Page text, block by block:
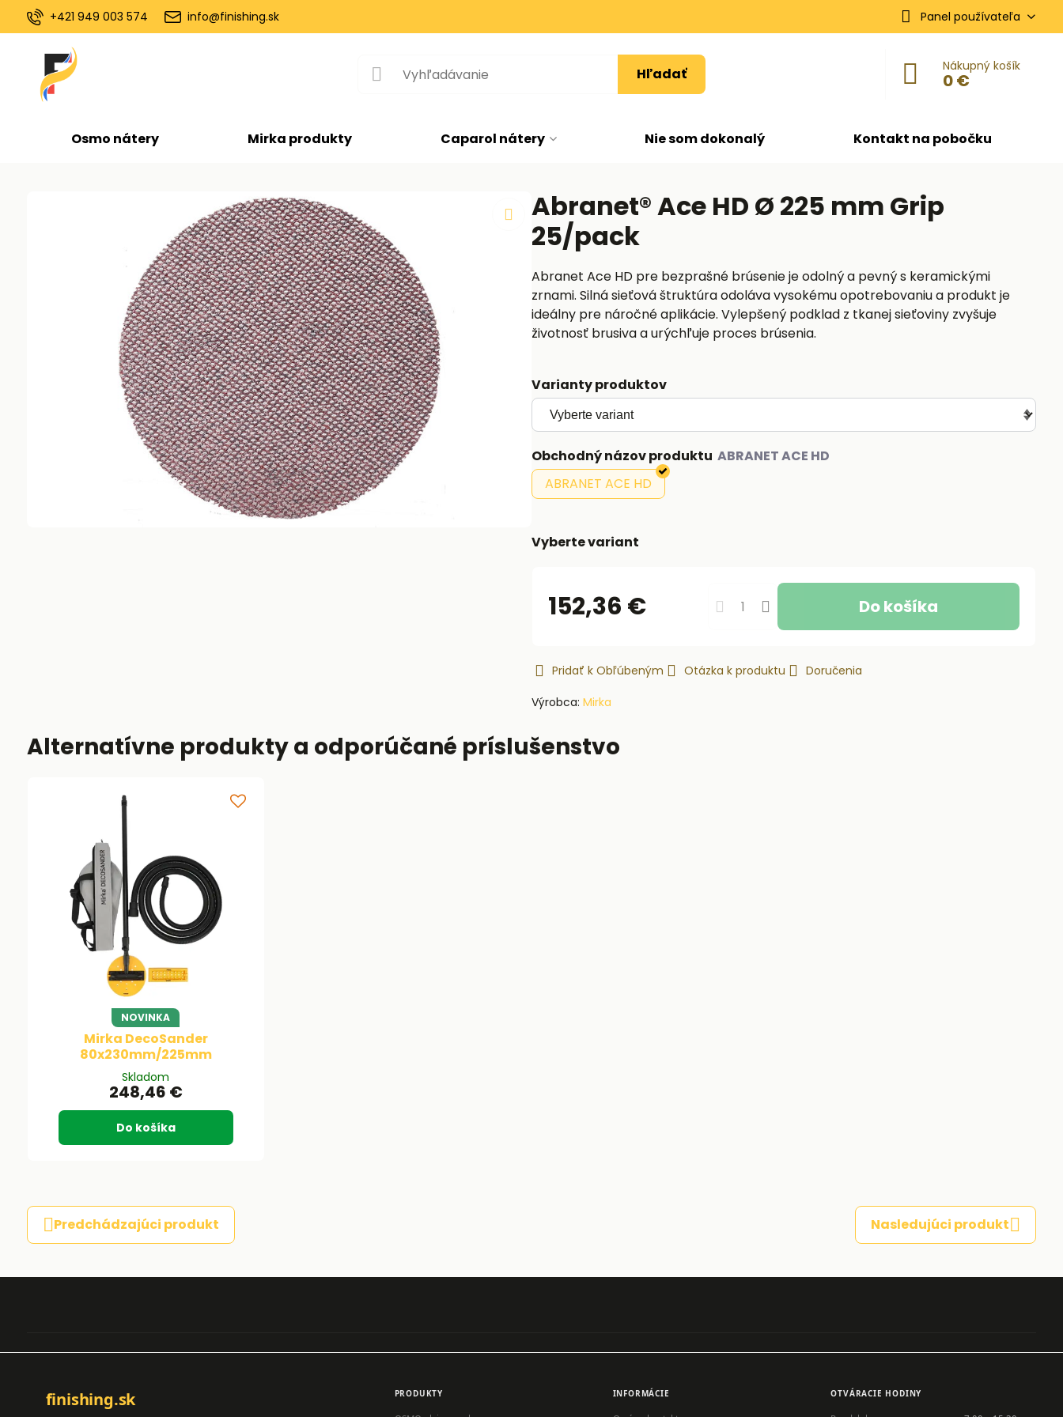
+421 949 003 574 info@finishing.sk Panel používateľa
Hľadať Nákupný košík
0 €
Osmo nátery Mirka produkty Caparol nátery Nie som dokonalý Kontakt na pobočku
Abranet® Ace HD Ø 225 mm Grip
25/pack
Abranet Ace HD pre bezprašné brúsenie je odolný a pevný s keramickými
zrnami. Silná sieťová štruktúra odoláva vysokému opotrebovaniu a produkt je
ideálny pre náročné aplikácie. Vylepšený podklad z tkanej sieťoviny zvyšuje
životnosť brusiva a urýchľuje proces brúsenia.
Varianty produktov
Obchodný názov produktu
ABRANET ACE HD
Vyberte variant
152,36 € Do košíka
Pridať k Obľúbeným Otázka k produktu
Doručenia
Výrobca: Mirka
Predchádzajúci produkt Nasledujúci produkt
Alternatívne produkty a odporúčané príslušenstvo
NOVINKA
Mirka DecoSander
80x230mm/225mm
Skladom
248,46 €
Do košíka
finishing.sk PRODUKTY INFORMÁCIE OTVÁRACIE HODINY